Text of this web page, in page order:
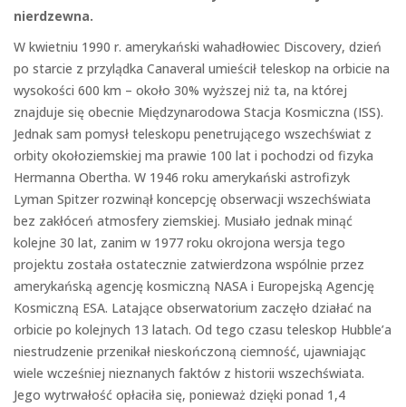
nierdzewna.
W kwietniu 1990 r. amerykański wahadłowiec Discovery, dzień
po starcie z przylądka Canaveral umieścił teleskop na orbicie na
wysokości 600 km – około 30% wyższej niż ta, na której
znajduje się obecnie Międzynarodowa Stacja Kosmiczna (ISS).
Jednak sam pomysł teleskopu penetrującego wszechświat z
orbity okołoziemskiej ma prawie 100 lat i pochodzi od fizyka
Hermanna Obertha. W 1946 roku amerykański astrofizyk
Lyman Spitzer rozwinął koncepcję obserwacji wszechświata
bez zakłóceń atmosfery ziemskiej. Musiało jednak minąć
kolejne 30 lat, zanim w 1977 roku okrojona wersja tego
projektu została ostatecznie zatwierdzona wspólnie przez
amerykańską agencję kosmiczną NASA i Europejską Agencję
Kosmiczną ESA. Latające obserwatorium zaczęło działać na
orbicie po kolejnych 13 latach. Od tego czasu teleskop Hubble’a
niestrudzenie przenikał nieskończoną ciemność, ujawniając
wiele wcześniej nieznanych faktów z historii wszechświata.
Jego wytrwałość opłaciła się, ponieważ dzięki ponad 1,4